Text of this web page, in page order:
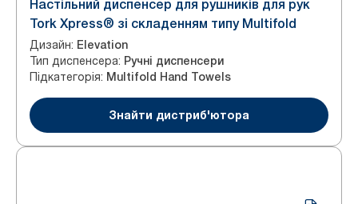
Настільний диспенсер для рушників для рук
Tork Xpress® зі складенням типу Multifold
Дизайн: Elevation
Тип диспенсера: Ручні диспенсери
Підкатегорія: Multifold Hand Towels
Знайти дистриб'ютора